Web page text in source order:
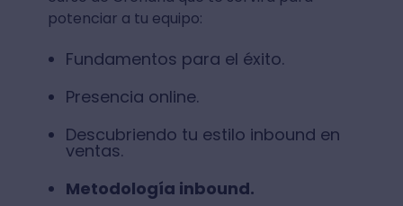
potenciar a tu equipo:
Fundamentos para el éxito.
Presencia online.
Descubriendo tu estilo inbound en
ventas.
Metodología inbound.